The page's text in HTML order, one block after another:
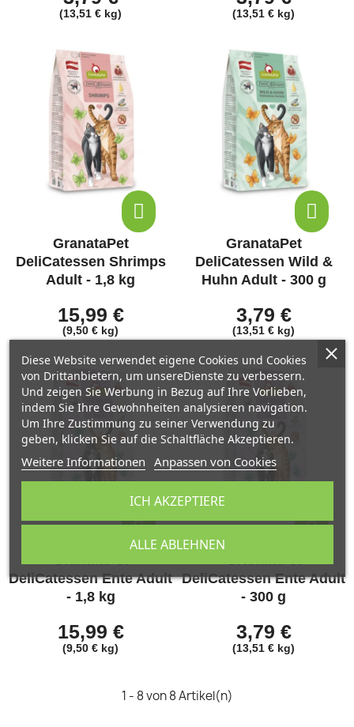
(13,51 € kg) (13,51 € kg)
GranataPet
DeliCatessen Shrimps
Adult - 1,8 kg
15,99 €
(9,50 € kg)
GranataPet
DeliCatessen Wild &
Huhn Adult - 300 g
3,79 €
(13,51 € kg)
GranataPet
DeliCatessen Ente Adult
- 1,8 kg
15,99 €
(9,50 € kg)
GranataPet
DeliCatessen Ente Adult
- 300 g
3,79 €
(13,51 € kg)
1 - 8 von 8 Artikel(n)
Diese Website verwendet eigene Cookies und Cookies
von Drittanbietern, um unsereDienste zu verbessern.
Und zeigen Sie Werbung in Bezug auf Ihre Vorlieben,
indem Sie Ihre Gewohnheiten analysieren navigation.
Um Ihre Zustimmung zu seiner Verwendung zu
geben, klicken Sie auf die Schaltfläche Akzeptieren.
Weitere Informationen Anpassen von Cookies
ALLE ABLEHNEN
ICH AKZEPTIERE